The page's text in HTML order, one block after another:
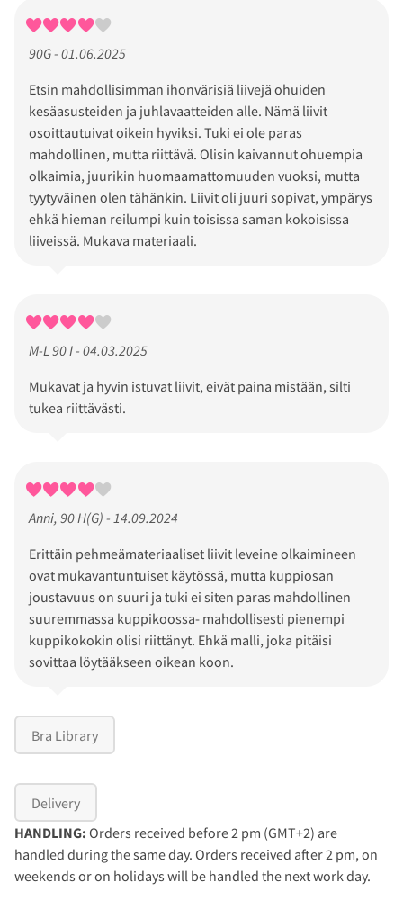
90G - 01.06.2025
Etsin mahdollisimman ihonvärisiä liivejä ohuiden
kesäasusteiden ja juhlavaatteiden alle. Nämä liivit
osoittautuivat oikein hyviksi. Tuki ei ole paras
mahdollinen, mutta riittävä. Olisin kaivannut ohuempia
olkaimia, juurikin huomaamattomuuden vuoksi, mutta
tyytyväinen olen tähänkin. Liivit oli juuri sopivat, ympärys
ehkä hieman reilumpi kuin toisissa saman kokoisissa
liiveissä. Mukava materiaali.
M-L 90 I - 04.03.2025
Mukavat ja hyvin istuvat liivit, eivät paina mistään, silti
tukea riittävästi.
Anni, 90 H(G) - 14.09.2024
Erittäin pehmeämateriaaliset liivit leveine olkaimineen
ovat mukavantuntuiset käytössä, mutta kuppiosan
joustavuus on suuri ja tuki ei siten paras mahdollinen
suuremmassa kuppikoossa- mahdollisesti pienempi
kuppikokokin olisi riittänyt. Ehkä malli, joka pitäisi
sovittaa löytääkseen oikean koon.
Bra Library
Delivery
HANDLING: Orders received before 2 pm (GMT+2) are
handled during the same day. Orders received after 2 pm, on
weekends or on holidays will be handled the next work day.